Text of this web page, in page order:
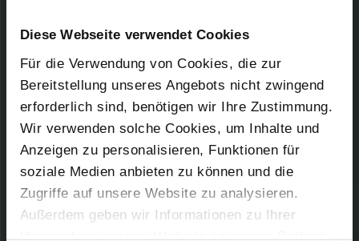
Diese Webseite verwendet Cookies
Für die Verwendung von Cookies, die zur
Bereitstellung unseres Angebots nicht zwingend
erforderlich sind, benötigen wir Ihre Zustimmung.
Wir verwenden solche Cookies, um Inhalte und
Anzeigen zu personalisieren, Funktionen für
soziale Medien anbieten zu können und die
Zugriffe auf unsere Website zu analysieren.
Außerdem geben wir Informationen zu Ihrer
Verwendung unserer Website an unsere Partner
Artikel-Nr.: 130248
28.04.2017
96,44 KB